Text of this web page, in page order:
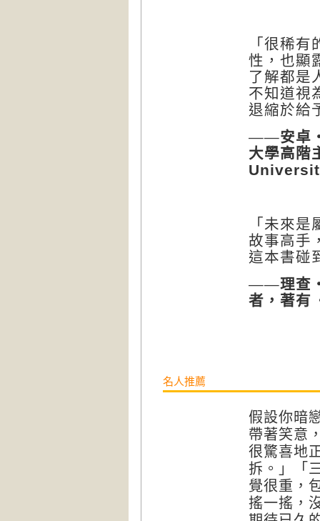
「很稀
性，也顯
了解都是
不知道視
退縮於給
——安卓
大學高階
「未來
故事高手
這本書碰
——理查
者，著有
名人推薦
假設你暗
帶著笑意
很驚喜地
拆。」「
覺很重，
搖一搖，